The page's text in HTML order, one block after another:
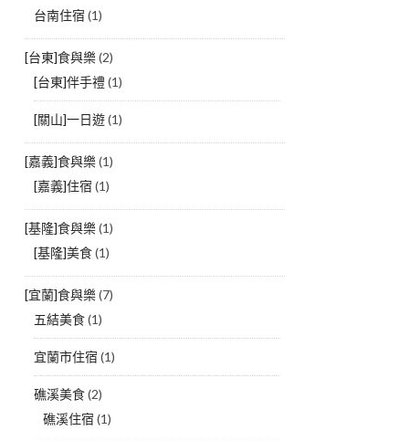
台南住宿 (1)
[台東]食與樂(2)
[台東]伴手禮(1)
[關山]一日遊(1)
[嘉義]食與樂(1)
[嘉義]住宿 (1)
[基隆]食與樂(1)
[基隆]美食(1)
[宜蘭]食與樂(7)
五結美食(1)
宜蘭市住宿 (1)
礁溪美食(2)
礁溪住宿 (1)